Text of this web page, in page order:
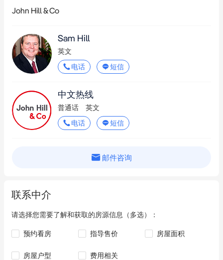
John Hill & Co
Sam Hill
英文
电话
短信
中文热线
普通话
英文
电话
短信
邮件咨询
联系中介
请选择您需要了解和获取的房源信息（多选）：
预约看房 指导售价 房屋面积
房屋户型 费用相关